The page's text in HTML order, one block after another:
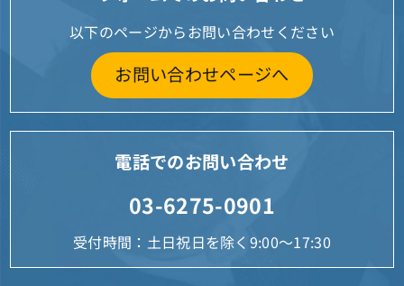
以下のページからお問い合わせください
お問い合わせページへ
電話でのお問い合わせ
03-6275-0901
受付時間：土日祝日を除く9:00～17:30